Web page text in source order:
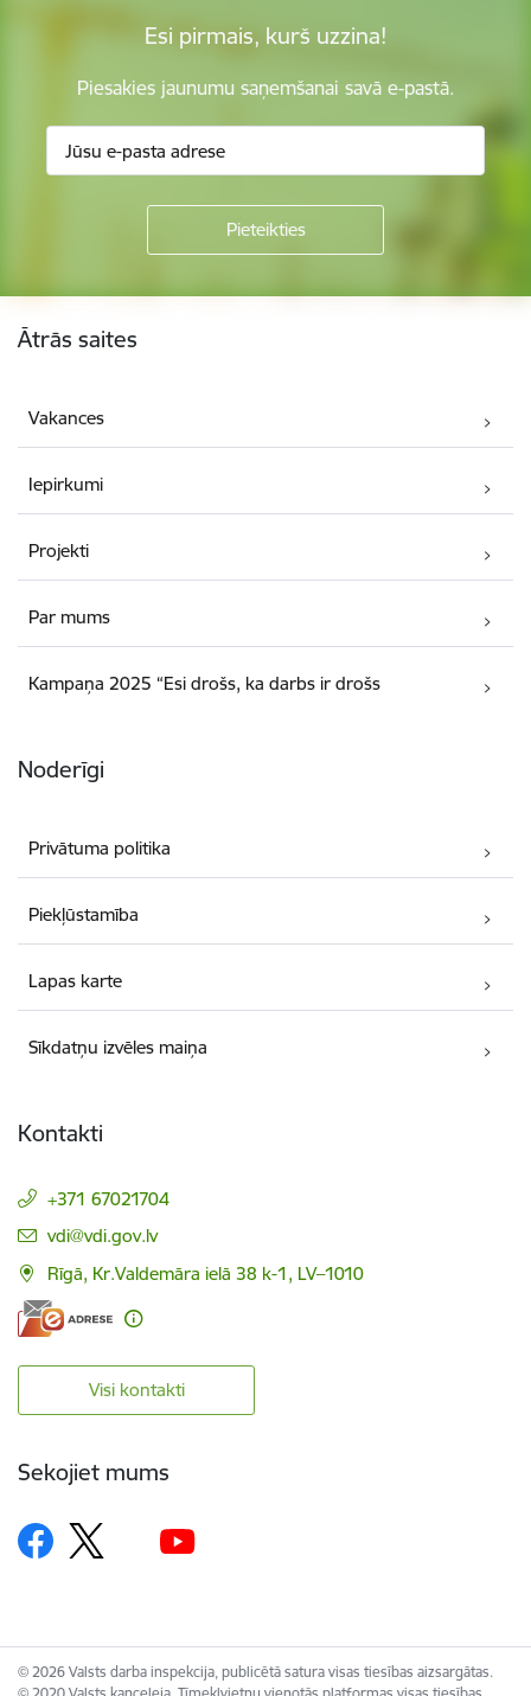
Esi pirmais, kurš uzzina!
Piesakies jaunumu saņemšanai savā e-pastā.
Ātrās saites
Vakances
Iepirkumi
Projekti
Par mums
Kampaņa 2025 “Esi drošs, ka darbs ir drošs
Noderīgi
Privātuma politika
Piekļūstamība
Lapas karte
Sīkdatņu izvēles maiņa
Kontakti
+371 67021704
E-pasts:
vdi@vdi.gov.lv
Rīgā, Kr.Valdemāra ielā 38 k-1, LV–1010
Visi kontakti
Sekojiet mums
© 2026 Valsts darba inspekcija, publicētā satura visas tiesības aizsargātas.